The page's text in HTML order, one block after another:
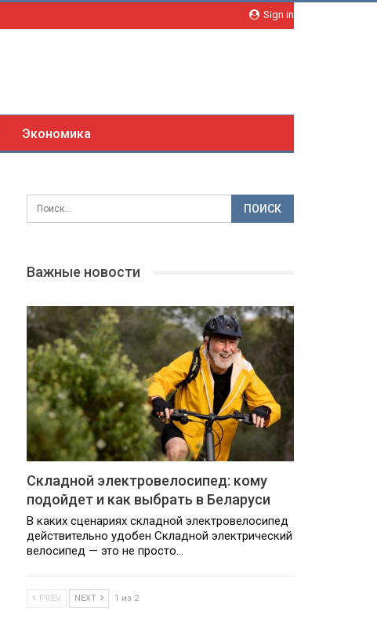
Sign in
Экономика
Важные новости
Складной электровелосипед: кому
подойдет и как выбрать в Беларуси
В каких сценариях складной электровелосипед
действительно удобен Складной электрический
велосипед — это не просто…
PREV NEXT 1 из 2